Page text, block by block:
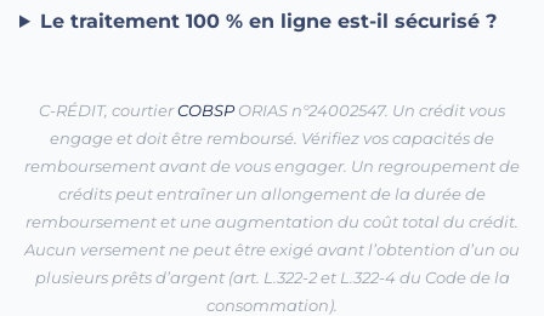
Le traitement 100 % en ligne est-il sécurisé ?
C-RÉDIT, courtierCOBSP ORIAS n°24002547. Un crédit vous
engage et doit être remboursé. Vérifiez vos capacités de
remboursement avant de vous engager. Un regroupement de
crédits peut entraîner un allongement de la durée de
remboursement et une augmentation du coût total du crédit.
Aucun versement ne peut être exigé avant l’obtention d’un ou
plusieurs prêts d’argent (art. L.322-2 et L.322-4 du Code de la
consommation).